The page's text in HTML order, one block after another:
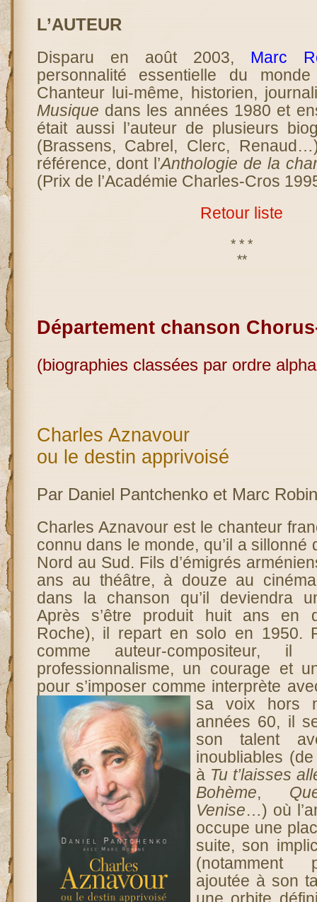
L’AUTEUR
Disparu en août 2003, Marc
personnalité essentielle du
Chanteur lui-même, historien,
Musique dans les années 1980 et
était aussi l’auteur de plusieurs
(Brassens, Cabrel, Clerc,
référence, dont l’Anthologie de la
(Prix de l’Académie Charles-Cros
Retour liste
* * *
**
Département chanson
(biographies classées par ordre
Charles Aznavour
ou le destin apprivoisé
Par Daniel Pantchenko et Marc
Charles Aznavour est le chanteur
connu dans le monde, qu’il a sillonné
Nord au Sud. Fils d’émigrés
ans au théâtre, à douze au
dans la chanson qu’il deviendra
Après s’être produit huit ans en
Roche), il repart en solo en 1950.
comme auteur-compositeur,
professionnalisme, un courage et
pour s’imposer comme interprète
sa voix hors
années 60, il
son talent
inoubliables
à Tu t’laisses
Bohème,
Venise…) où
occupe une
suite, son
(notamment
ajoutée à son